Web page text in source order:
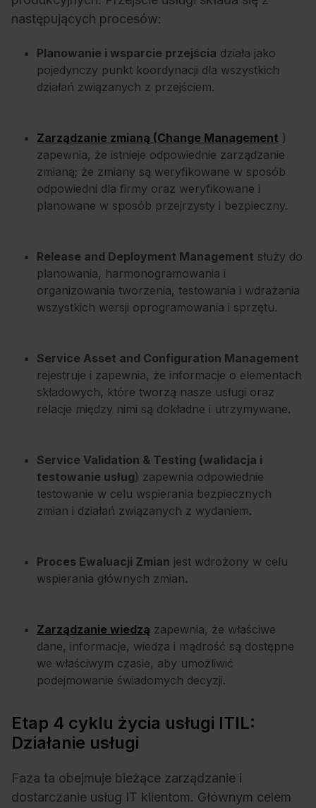
następujących procesów:
Planowanie i wsparcie przejścia działa jako
pojedynczy punkt koordynacji dla wszystkich
działań związanych z przejściem.
Zarządzanie zmianą (Change Management )
zapewnia, że istnieje odpowiednie zarządzanie
zmianą; że zmiany są weryfikowane w sposób
odpowiedni dla firmy oraz weryfikowane i
planowane w sposób przejrzysty i bezpieczny.
Release and Deployment Management służy do
planowania, harmonogramowania i
organizowania tworzenia, testowania i wdrażania
wszystkich wersji oprogramowania i sprzętu.
Service Asset and Configuration Management
rejestruje i zapewnia, że informacje o elementach
składowych, które tworzą nasze usługi oraz
relacje między nimi są dokładne i utrzymywane.
Service Validation & Testing (walidacja i
testowanie usług) zapewnia odpowiednie
testowanie w celu wspierania bezpiecznych
zmian i działań związanych z wydaniem.
Proces Ewaluacji Zmian jest wdrożony w celu
wspierania głównych zmian.
Zarządzanie wiedzą zapewnia, że właściwe
dane, informacje, wiedza i mądrość są dostępne
we właściwym czasie, aby umożliwić
podejmowanie świadomych decyzji.
Etap 4 cyklu życia usługi ITIL:
Działanie usługi
Faza ta obejmuje bieżące zarządzanie i
dostarczanie usług IT klientom. Głównym celem